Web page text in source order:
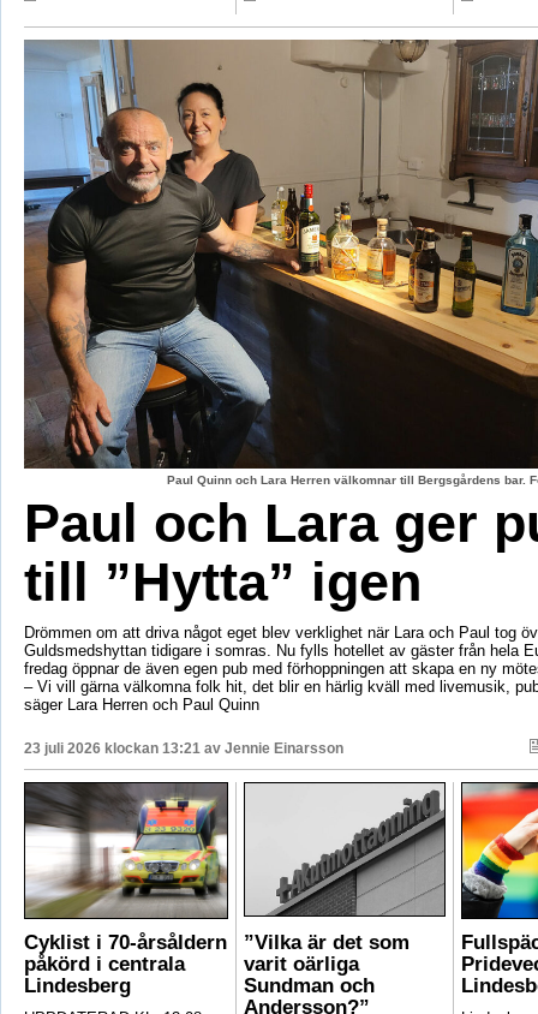
Paul Quinn och Lara Herren välkomnar till Bergsgårdens bar.
Paul och Lara ger
till ”Hytta” igen
Drömmen om att driva något eget blev verklighet när Lara och Paul tog
Guldsmedshyttan tidigare i somras. Nu fylls hotellet av gäster från hela
fredag öppnar de även egen pub med förhoppningen att skapa en ny
– Vi vill gärna välkomna folk hit, det blir en härlig kväll med livemusik,
säger Lara Herren och Paul Quinn
23 juli 2026 klockan 13:21 av Jennie Einarsson
Cyklist i 70-årsåldern
påkörd i centrala
Lindesberg
”Vilka är det som
varit oärliga
Sundman och
Andersson?”